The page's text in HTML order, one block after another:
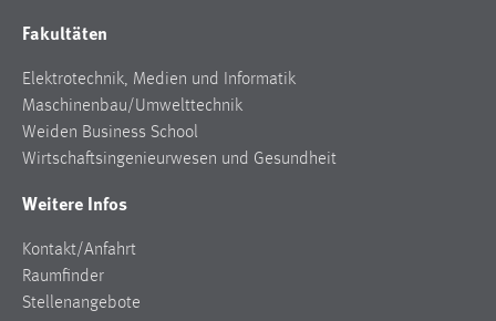
Fakultäten
Elektrotechnik, Medien und Informatik
Maschinenbau/Umwelttechnik
Weiden Business School
Wirtschaftsingenieurwesen und Gesundheit
Weitere Infos
Kontakt/Anfahrt
Raumfinder
Stellenangebote